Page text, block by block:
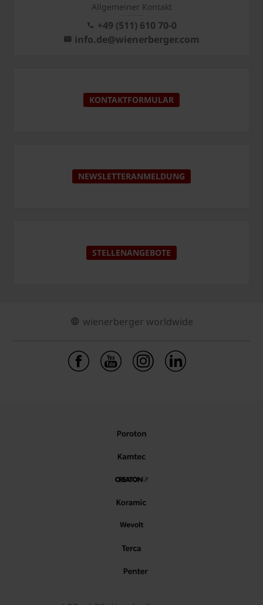
Allgemeiner Kontakt
+49 (511) 610 70-0
info.de@wienerberger.com
KONTAKTFORMULAR
NEWSLETTERANMELDUNG
STELLENANGEBOTE
wienerberger worldwide